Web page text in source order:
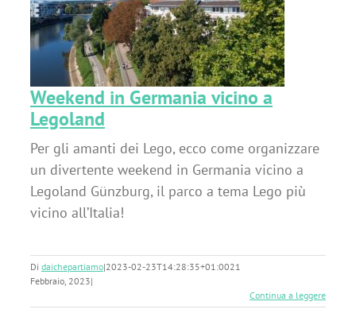
Weekend in Germania vicino a
Legoland
Per gli amanti dei Lego, ecco come organizzare
un divertente weekend in Germania vicino a
Legoland Günzburg, il parco a tema Lego più
vicino all’Italia!
Di daichepartiamo|2023-02-23T14:28:35+01:0021
Febbraio, 2023|
Continua a leggere